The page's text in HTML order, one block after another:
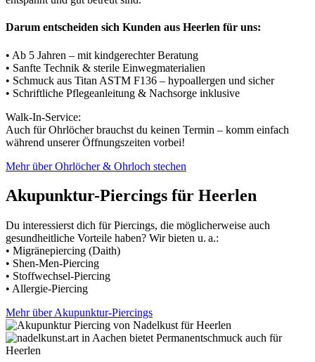
Darum entscheiden sich Kunden aus Heerlen für uns:
• Ab 5 Jahren – mit kindgerechter Beratung
• Sanfte Technik & sterile Einwegmaterialien
• Schmuck aus Titan ASTM F136 – hypoallergen und sicher
• Schriftliche Pflegeanleitung & Nachsorge inklusive
Walk-In-Service:
Auch für Ohrlöcher brauchst du keinen Termin – komm einfach
während unserer Öffnungszeiten vorbei!
Mehr über Ohrlöcher & Ohrloch stechen
Akupunktur-Piercings für Heerlen
Du interessierst dich für Piercings, die möglicherweise auch
gesundheitliche Vorteile haben? Wir bieten u. a.:
• Migränepiercing (Daith)
• Shen-Men-Piercing
• Stoffwechsel-Piercing
• Allergie-Piercing
Mehr über Akupunktur-Piercings